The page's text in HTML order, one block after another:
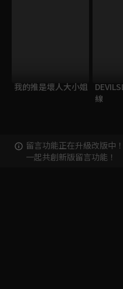
我的推是壞人大小姐
線
留言功能正在升級改版中
一起共創新版留言功能！